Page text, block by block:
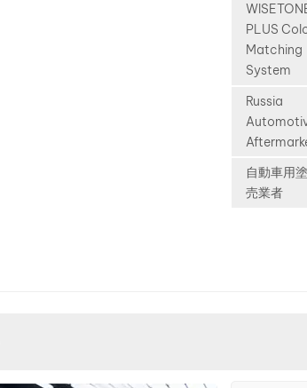
industry.
like: BYD
XPENG
Auto Avatr
longer
the
domestic
Today,
exhibitions
Russia.
invite
importers,
shop
industry
to visit our
PLUS
Matching
System
Russia
自動車用
売業者